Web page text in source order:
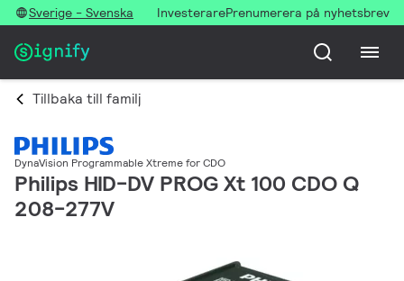
Sverige - Svenska InvesterarePrenumerera på nyhetsbrev
Tillbaka till familj
DynaVision Programmable Xtreme for CDO
Philips HID-DV PROG Xt 100 CDO Q
208-277V